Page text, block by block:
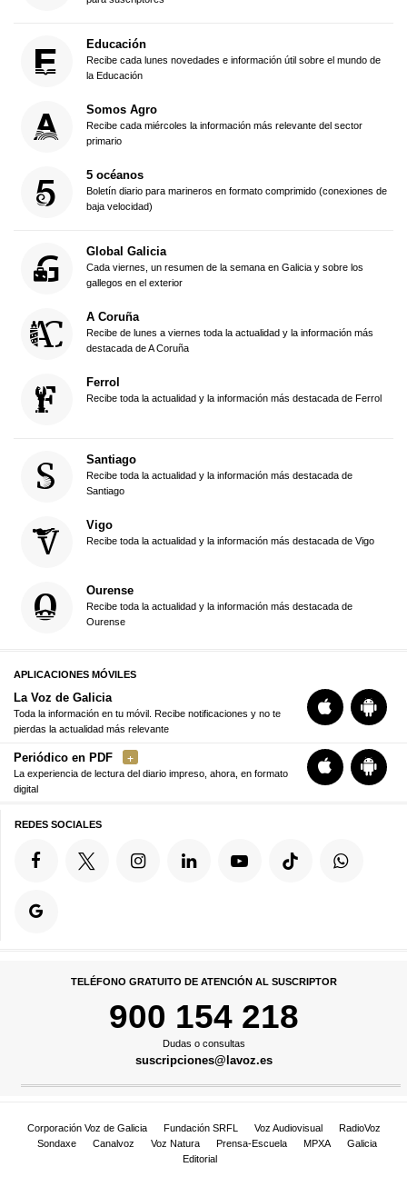
Educación
Recibe cada lunes novedades e información útil sobre el mundo de
la Educación
Somos Agro
Recibe cada miércoles la información más relevante del sector
primario
5 océanos
Boletín diario para marineros en formato comprimido (conexiones de
baja velocidad)
Global Galicia
Cada viernes, un resumen de la semana en Galicia y sobre los
gallegos en el exterior
A Coruña
Recibe de lunes a viernes toda la actualidad y la información más
destacada de A Coruña
Ferrol
Recibe toda la actualidad y la información más destacada de Ferrol
Santiago
Recibe toda la actualidad y la información más destacada de
Santiago
Vigo
Recibe toda la actualidad y la información más destacada de Vigo
Ourense
Recibe toda la actualidad y la información más destacada de
Ourense
APLICACIONES MÓVILES
La Voz de Galicia
Toda la información en tu móvil. Recibe notificaciones y no te
pierdas la actualidad más relevante
Periódico en PDF
La experiencia de lectura del diario impreso, ahora, en formato
digital
REDES SOCIALES
TELÉFONO GRATUITO DE ATENCIÓN AL SUSCRIPTOR
900 154 218
Dudas o consultas
suscripciones@lavoz.es
Corporación Voz de Galicia Fundación SRFL Voz Audiovisual
RadioVoz
Sondaxe
Canalvoz Voz Natura Prensa-Escuela MPXA
Galicia
Editorial